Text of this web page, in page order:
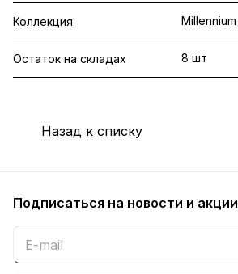
Коллекция Millennium
Остаток на складах 8 шт
Назад к списку
Подписаться на новости и акции